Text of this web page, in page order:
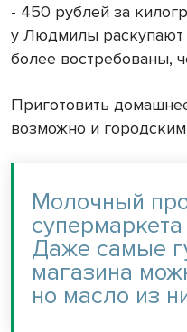
- 450 рублей за
у Людмилы раскупают
более востребованы,
Приготовить
возможно и городским
Молочный
Даже самые
магазина
но масло из